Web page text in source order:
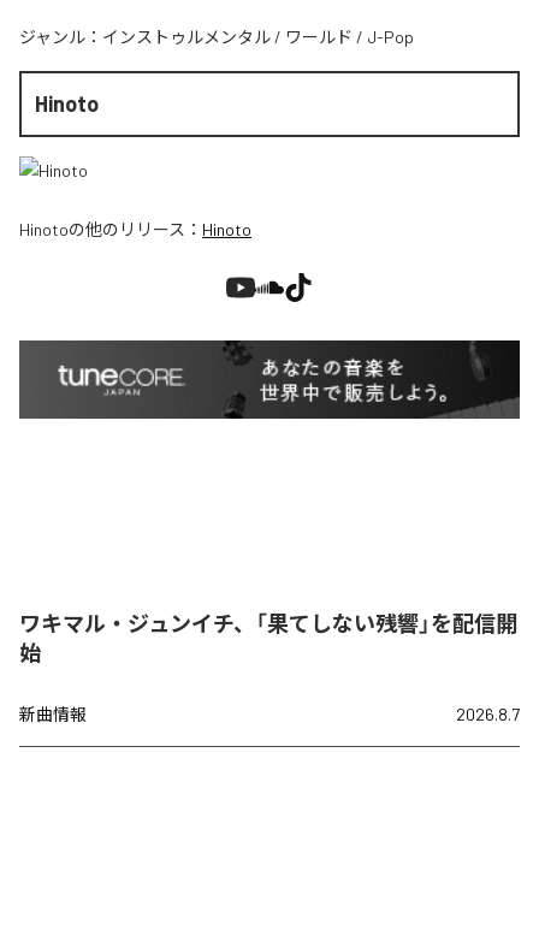
ジャンル： インストゥルメンタル / ワールド / J-Pop
Hinoto
Hinotoの他のリリース： Hinoto
ワキマル・ジュンイチ、「果てしない残響」を配信開
始
新曲情報 2026.8.7